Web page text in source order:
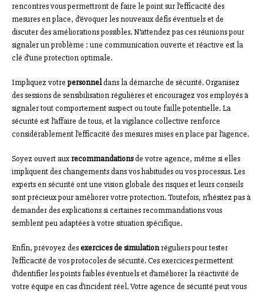
rencontres vous permettront de faire le point sur l’efficacité des
mesures en place, d’évoquer les nouveaux défis éventuels et de
discuter des améliorations possibles. N’attendez pas ces réunions pour
signaler un problème : une communication ouverte et réactive est la
clé d’une protection optimale.
Impliquez votre personneldans la démarche de sécurité. Organisez
des sessions de sensibilisation régulières et encouragez vos employés à
signaler tout comportement suspect ou toute faille potentielle. La
sécurité est l’affaire de tous, et la vigilance collective renforce
considérablement l’efficacité des mesures mises en place par l’agence.
Soyez ouvert auxrecommandationsde votre agence, même si elles
impliquent des changements dans vos habitudes ou vos processus. Les
experts en sécurité ont une vision globale des risques et leurs conseils
sont précieux pour améliorer votre protection. Toutefois, n’hésitez pas à
demander des explications si certaines recommandations vous
semblent peu adaptées à votre situation spécifique.
Enfin, prévoyez desexercices de simulationréguliers pour tester
l’efficacité de vos protocoles de sécurité. Ces exercices permettent
d’identifier les points faibles éventuels et d’améliorer la réactivité de
votre équipe en cas d’incident réel. Votre agence de sécurité peut vous